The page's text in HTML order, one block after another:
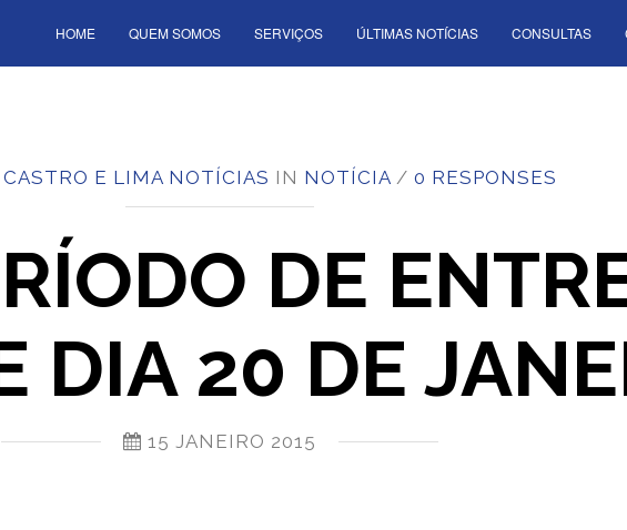
HOME QUEM SOMOS SERVIÇOS ÚLTIMAS NOTÍCIAS CONSULTAS
CASTRO E LIMA NOTÍCIAS IN NOTÍCIA / 0 RESPONSES
DE
DIA 20 DE
15 JANEIRO 2015